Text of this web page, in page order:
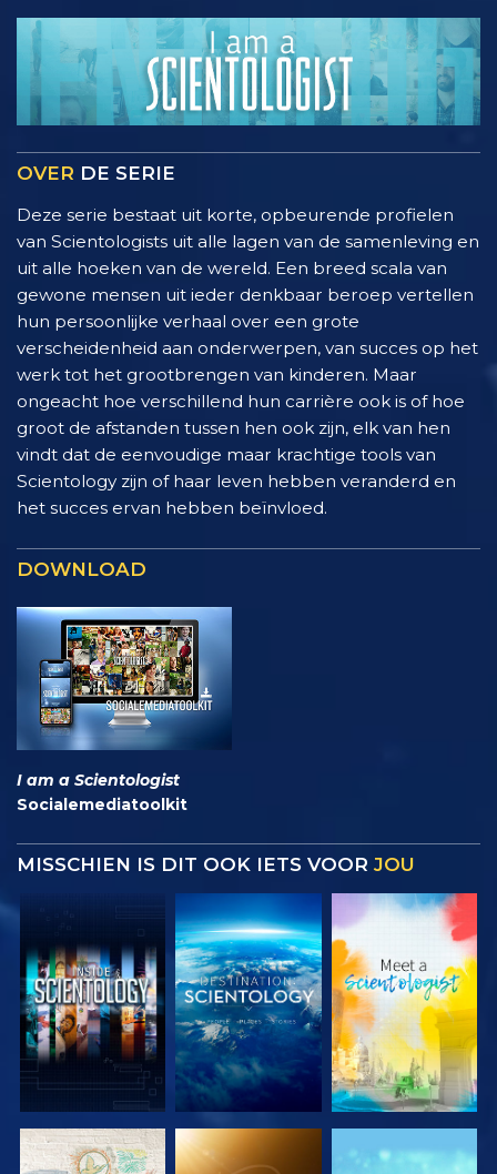
OVER DE SERIE
Deze serie bestaat uit korte, opbeurende profielen
van Scientologists uit alle lagen van de samenleving en
uit alle hoeken van de wereld. Een breed scala van
gewone mensen uit ieder denkbaar beroep vertellen
hun persoonlijke verhaal over een grote
verscheidenheid aan onderwerpen, van succes op het
werk tot het grootbrengen van kinderen. Maar
ongeacht hoe verschillend hun carrière ook is of hoe
groot de afstanden tussen hen ook zijn, elk van hen
vindt dat de eenvoudige maar krachtige tools van
Scientology zijn of haar leven hebben veranderd en
het succes ervan hebben beïnvloed.
DOWNLOAD
I am a Scientologist
Socialemediatoolkit
MISSCHIEN IS DIT OOK IETS VOOR JOU